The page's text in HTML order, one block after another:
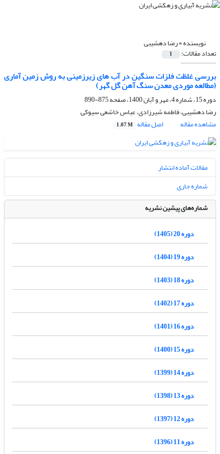
نویسنده =رضا دهشیبی
تعداد مقالات: 1
بررسی غلظت فلزات سنگین در آب های زیرزمینی به روش زمین آماری
(مطالعه موردی معدن سنگ آهن گل گهر)
دوره 15، شماره 4، مهر و آبان 1400، صفحه
875-890
رضا دهشیبی، فاطمه شیرزادی، عباس خاشعی سیوکی
مشاهده مقاله
اصل مقاله 1.07 M
مقالات آماده انتشار
شماره جاری
شماره‌های پیشین نشریه
دوره 20 (1405)
دوره 19 (1404)
دوره 18 (1403)
دوره 17 (1402)
دوره 16 (1401)
دوره 15 (1400)
دوره 14 (1399)
دوره 13 (1398)
دوره 12 (1397)
دوره 11 (1396)